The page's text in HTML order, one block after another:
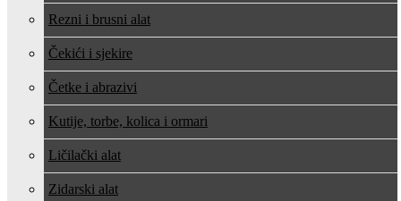
Rezni i brusni alat
Čekići i sjekire
Četke i abrazivi
Kutije, torbe, kolica i ormari
Ličilački alat
Zidarski alat